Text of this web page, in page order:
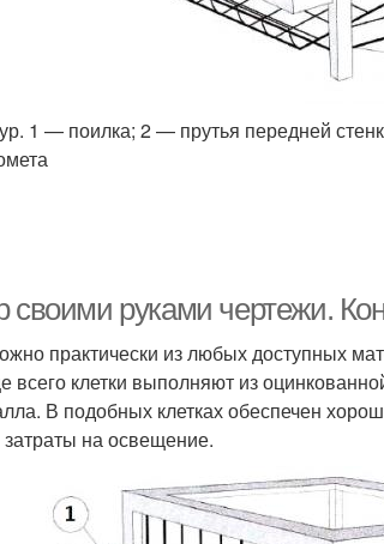
1 — поилка; 2 — прутья передней
своими руками чертежи.
практически из любых доступных
клетки выполняют из
В подобных клетках обеспечен
на освещение.